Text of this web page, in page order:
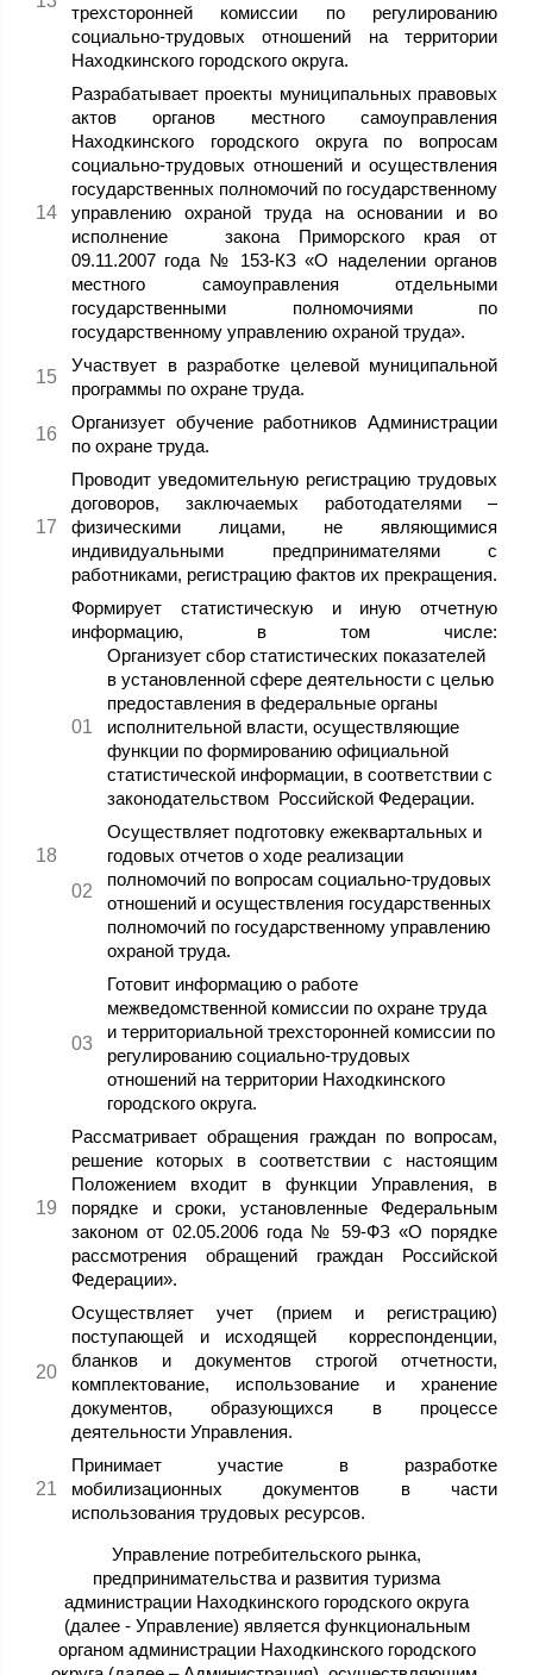
трехсторонней комиссии по регулированию
социально-трудовых отношений на территории
Находкинского городского округа.
Разрабатывает проекты муниципальных правовых
актов органов местного самоуправления
Находкинского городского округа по вопросам
социально-трудовых отношений и осуществления
государственных полномочий по государственному
управлению охраной труда на основании и во
исполнение закона Приморского края от
09.11.2007 года № 153-КЗ «О наделении органов
местного самоуправления отдельными
государственными полномочиями по
государственному управлению охраной труда».
Участвует в разработке целевой муниципальной
программы по охране труда.
Организует обучение работников Администрации
по охране труда.
Проводит уведомительную регистрацию трудовых
договоров, заключаемых работодателями –
физическими лицами, не являющимися
индивидуальными предпринимателями с
работниками, регистрацию фактов их прекращения.
Формирует статистическую и иную отчетную
информацию, в том числе:
Организует сбор статистических показателей
в установленной сфере деятельности с целью
предоставления в федеральные органы
исполнительной власти, осуществляющие
функции по формированию официальной
статистической информации, в соответствии с
законодательством Российской Федерации.
Осуществляет подготовку ежеквартальных и
годовых отчетов о ходе реализации
полномочий по вопросам социально-трудовых
отношений и осуществления государственных
полномочий по государственному управлению
охраной труда.
Готовит информацию о работе
межведомственной комиссии по охране труда
и территориальной трехсторонней комиссии по
регулированию социально-трудовых
отношений на территории Находкинского
городского округа.
Рассматривает обращения граждан по вопросам,
решение которых в соответствии с настоящим
Положением входит в функции Управления, в
порядке и сроки, установленные Федеральным
законом от 02.05.2006 года № 59-ФЗ «О порядке
рассмотрения обращений граждан Российской
Федерации».
Осуществляет учет (прием и регистрацию)
поступающей и исходящей корреспонденции,
бланков и документов строгой отчетности,
комплектование, использование и хранение
документов, образующихся в процессе
деятельности Управления.
Принимает участие в разработке
мобилизационных документов в части
использования трудовых ресурсов.
Управление потребительского рынка,
предпринимательства и развития туризма
администрации Находкинского городского округа
(далее - Управление) является функциональным
органом администрации Находкинского городского